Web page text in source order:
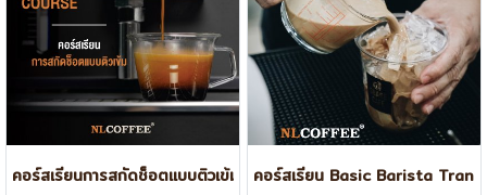
คอร์สเรียนการสกัดช็อตแบบติวเข้ม Coffee Extraction Course
คอร์สเรียน Basic Barista